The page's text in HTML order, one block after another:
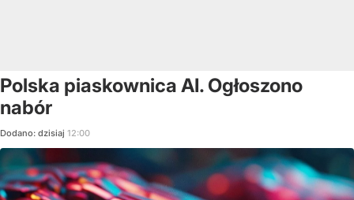
Polska piaskownica AI. Ogłoszono
nabór
Dodano: dzisiaj 12:00